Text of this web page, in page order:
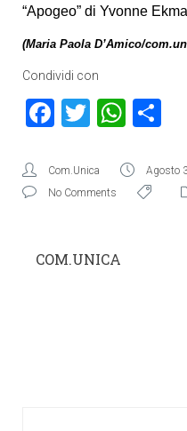
“Apogeo” di Yvonne
(Maria Paola D’Amico/
Condividi con
Facebook
Twitter
Com.Unica Agosto
No Comments
COM.UNICA